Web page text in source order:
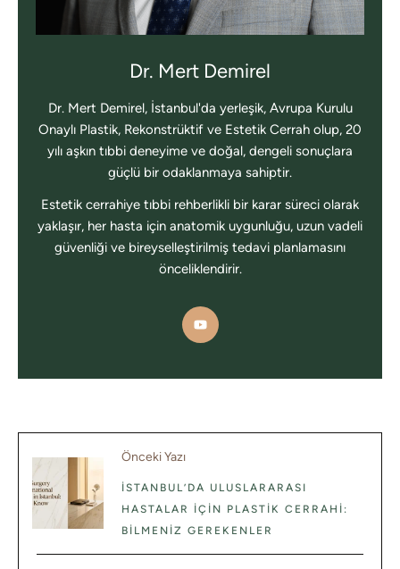
Dr. Mert Demirel
Dr. Mert Demirel, İstanbul'da yerleşik, Avrupa Kurulu
Onaylı Plastik, Rekonstrüktif ve Estetik Cerrah olup, 20
yılı aşkın tıbbi deneyime ve doğal, dengeli sonuçlara
güçlü bir odaklanmaya sahiptir.
Estetik cerrahiye tıbbi rehberlikli bir karar süreci olarak
yaklaşır, her hasta için anatomik uygunluğu, uzun vadeli
güvenliği ve bireyselleştirilmiş tedavi planlamasını
önceliklendirir.
Önceki Yazı
İSTANBUL’DA ULUSLARARASI
HASTALAR İÇIN PLASTIK CERRAHI:
BILMENIZ GEREKENLER